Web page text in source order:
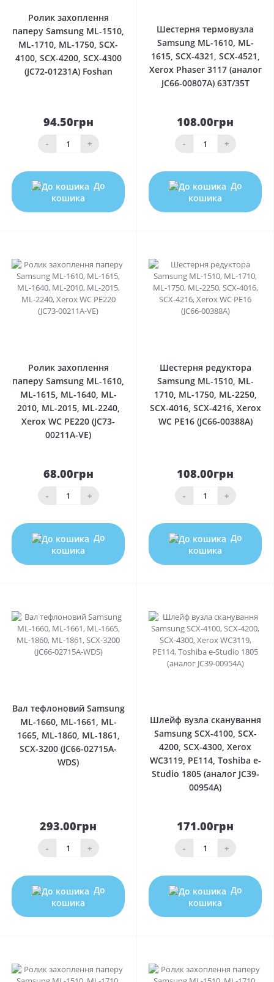
Ролик захоплення
паперу Samsung ML-1510,
ML-1710, ML-1750, SCX-
4100, SCX-4200, SCX-4300
(JC72-01231A) Foshan
94.50грн
- +
До
кошика
Шестерня термовузла
Samsung ML-1610, ML-
1615, SCX-4321, SCX-4521,
Xerox Phaser 3117 (аналог
JC66-00807A) 63T/35T
108.00грн
- +
До
кошика
Ролик захоплення
паперу Samsung ML-1610,
ML-1615, ML-1640, ML-
2010, ML-2015, ML-2240,
Xerox WC PE220 (JC73-
00211A-VE)
68.00грн
- +
До
кошика
Шестерня редуктора
Samsung ML-1510, ML-
1710, ML-1750, ML-2250,
SCX-4016, SCX-4216, Xerox
WC PE16 (JC66-00388A)
108.00грн
- +
До
кошика
Вал тефлоновий Samsung
ML-1660, ML-1661, ML-
1665, ML-1860, ML-1861,
SCX-3200 (JC66-02715A-
WDS)
293.00грн
- +
До
кошика
Шлейф вузла сканування
Samsung SCX-4100, SCX-
4200, SCX-4300, Xerox
WC3119, РE114, Toshiba e-
Studio 1805 (аналог JC39-
00954A)
171.00грн
- +
До
кошика